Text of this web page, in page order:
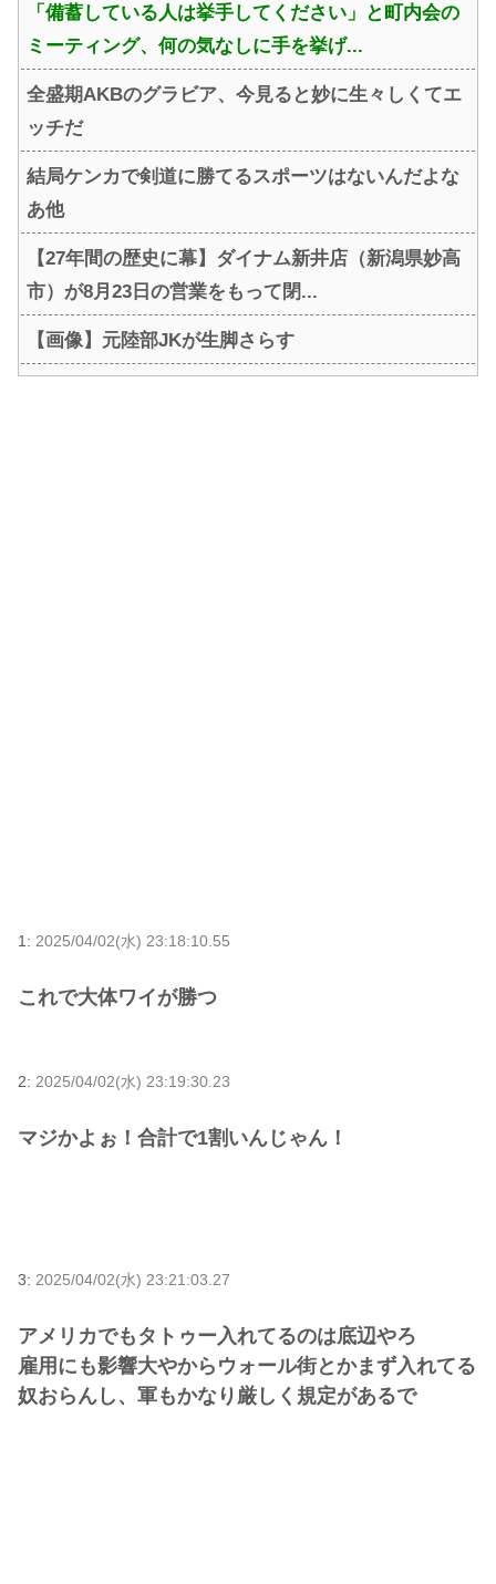
「備蓄している人は挙手してください」と町内会の
ミーティング、何の気なしに手を挙げ...
全盛期AKBのグラビア、今見ると妙に生々しくてエ
ッチだ
結局ケンカで剣道に勝てるスポーツはないんだよな
あ他
【27年間の歴史に幕】ダイナム新井店（新潟県妙高
市）が8月23日の営業をもって閉...
【画像】元陸部JKが生脚さらす
1: 2025/04/02(水) 23:18:10.55
これで大体ワイが勝つ
2: 2025/04/02(水) 23:19:30.23
マジかよぉ！合計で1割いんじゃん！
3: 2025/04/02(水) 23:21:03.27
アメリカでもタトゥー入れてるのは底辺やろ
雇用にも影響大やからウォール街とかまず入れてる
奴おらんし、軍もかなり厳しく規定があるで